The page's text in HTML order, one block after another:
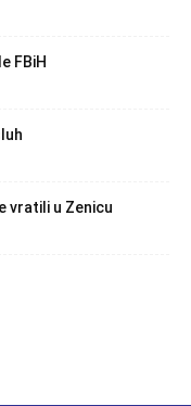
FBiH
vratili u Zenicu